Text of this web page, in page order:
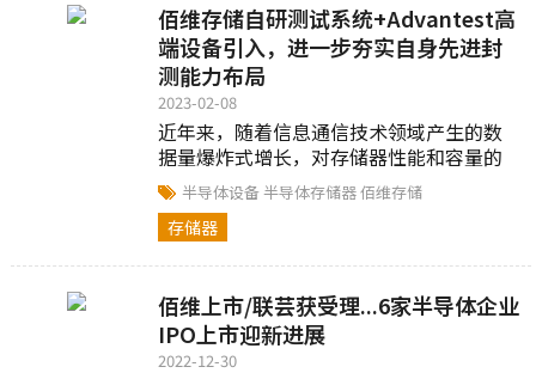
佰维存储自研测试系统+Advantest高
端设备引入，进一步夯实自身先进封
测能力布局
2023-02-08
近年来，随着信息通信技术领域产生的数
据量爆炸式增长，对存储器性能和容量的
需求不断提升，存储器测试环节也面临着
接口速率不断提高...
半导体设备半导体存储器佰维存储
存储器
佰维上市/联芸获受理...6家半导体企业
IPO上市迎新进展
2022-12-30